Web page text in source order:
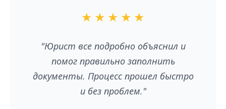
★ ★ ★ ★ ★
"Юрист все подробно объяснил и
помог правильно заполнить
документы. Процесс прошел быстро
и без проблем."